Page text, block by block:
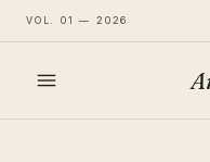
VOL. 01 — 2026